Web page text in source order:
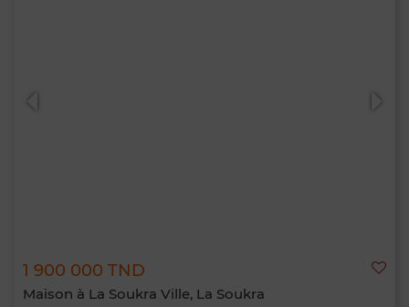
1 900 000 TND
Maison à La Soukra Ville, La Soukra